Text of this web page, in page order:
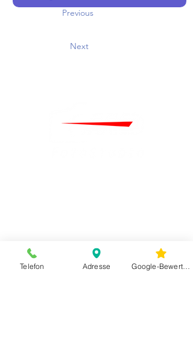
Previous
Next
Telefon Adresse Google-Bewertungen